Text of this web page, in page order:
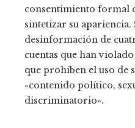
consentimiento formal
sintetizar su apariencia.
desinformación de
cuentas que han
que prohíben el uso de
«contenido político,
discriminatorio».